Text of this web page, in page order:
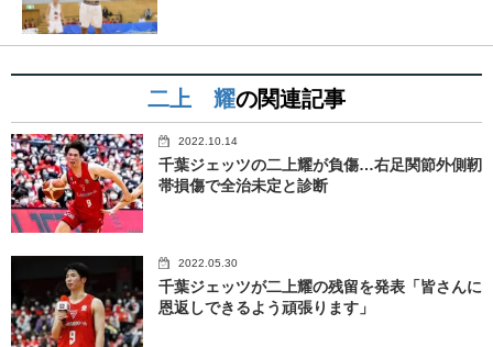
二上 耀の関連記事
2022.10.14
千葉ジェッツの二上耀が負傷…右足関節外側靭
帯損傷で全治未定と診断
2022.05.30
千葉ジェッツが二上耀の残留を発表「皆さんに
恩返しできるよう頑張ります」